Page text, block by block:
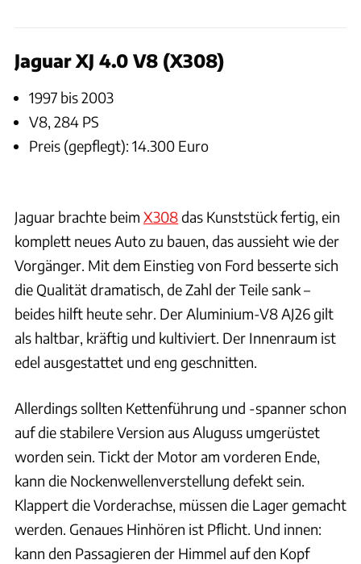
Jaguar XJ 4.0 V8 (X308)
1997 bis 2003
V8, 284 PS
Preis (gepflegt): 14.300 Euro
Jaguar brachte beim X308das Kunststück fertig, ein
komplett neues Auto zu bauen, das aussieht wie der
Vorgänger. Mit dem Einstieg von Ford besserte sich
die Qualität dramatisch, de Zahl der Teile sank –
beides hilft heute sehr. Der Aluminium-V8 AJ26 gilt
als haltbar, kräftig und kultiviert. Der Innenraum ist
edel ausgestattet und eng geschnitten.
Allerdings sollten Kettenführung und -spanner schon
auf die stabilere Version aus Aluguss umgerüstet
worden sein. Tickt der Motor am vorderen Ende,
kann die Nockenwellenverstellung defekt sein.
Klappert die Vorderachse, müssen die Lager gemacht
werden. Genaues Hinhören ist Pflicht. Und innen:
kann den Passagieren der Himmel auf den Kopf